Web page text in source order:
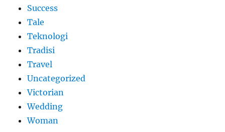
Success
Tale
Teknologi
Tradisi
Travel
Uncategorized
Victorian
Wedding
Woman